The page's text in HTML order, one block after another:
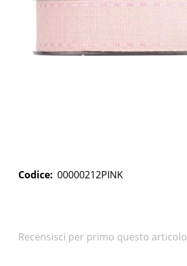
Codice: 00000212PINK
Recensisci per primo questo articolo